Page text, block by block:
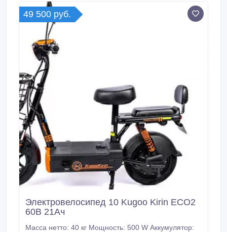
также товары для детей, здоровья, творчества,
спорта и отдыха.
49 500 руб.
Электровелосипед 10 Kugoo Kirin ECO2
60В 21Ач
Масса нетто: 40 кг Мощность: 500 W Аккумулятор: